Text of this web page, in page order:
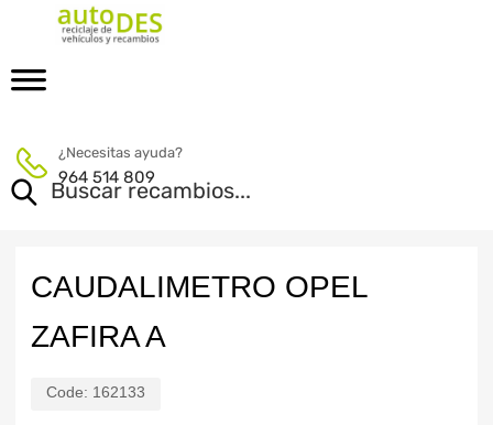
¿Necesitas ayuda?
964 514 809
CAUDALIMETRO OPEL
ZAFIRA A
Code: 162133